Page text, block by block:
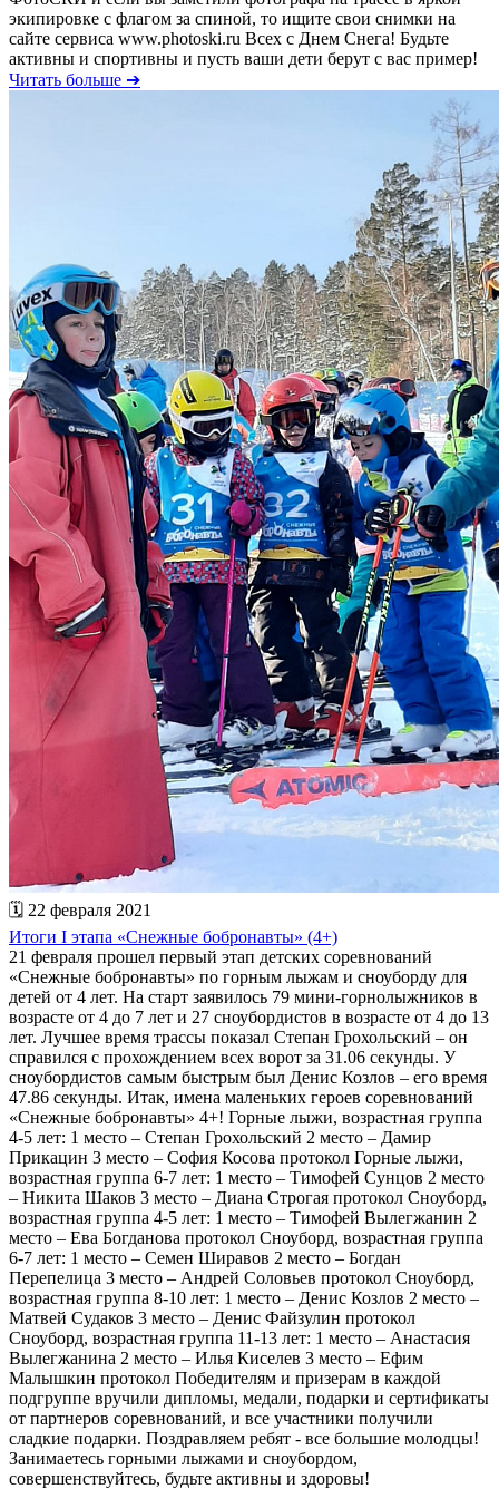
экипировке с флагом за спиной, то ищите свои снимки на
сайте сервиса www.photoski.ru Всех с Днем Снега! Будьте
активны и спортивны и пусть ваши дети берут с вас пример!
Читать больше ➔
🗓 22 февраля 2021
Итоги I этапа «Снежные бобронавты» (4+)
21 февраля прошел первый этап детских соревнований
«Снежные бобронавты» по горным лыжам и сноуборду для
детей от 4 лет. На старт заявилось 79 мини-горнолыжников в
возрасте от 4 до 7 лет и 27 сноубордистов в возрасте от 4 до 13
лет. Лучшее время трассы показал Степан Грохольский – он
справился с прохождением всех ворот за 31.06 секунды. У
сноубордистов самым быстрым был Денис Козлов – его время
47.86 секунды. Итак, имена маленьких героев соревнований
«Снежные бобронавты» 4+! Горные лыжи, возрастная группа
4-5 лет: 1 место – Степан Грохольский 2 место – Дамир
Прикацин 3 место – София Косова протокол Горные лыжи,
возрастная группа 6-7 лет: 1 место – Тимофей Сунцов 2 место
– Никита Шаков 3 место – Диана Строгая протокол Сноуборд,
возрастная группа 4-5 лет: 1 место – Тимофей Вылегжанин 2
место – Ева Богданова протокол Сноуборд, возрастная группа
6-7 лет: 1 место – Семен Ширавов 2 место – Богдан
Перепелица 3 место – Андрей Соловьев протокол Сноуборд,
возрастная группа 8-10 лет: 1 место – Денис Козлов 2 место –
Матвей Судаков 3 место – Денис Файзулин протокол
Сноуборд, возрастная группа 11-13 лет: 1 место – Анастасия
Вылегжанина 2 место – Илья Киселев 3 место – Ефим
Малышкин протокол Победителям и призерам в каждой
подгруппе вручили дипломы, медали, подарки и сертификаты
от партнеров соревнований, и все участники получили
сладкие подарки. Поздравляем ребят - все большие молодцы!
Занимаетесь горными лыжами и сноубордом,
совершенствуйтесь, будьте активны и здоровы!